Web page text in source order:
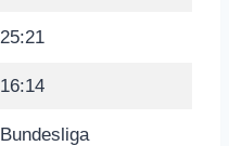
25:21
16:14
Bundesliga